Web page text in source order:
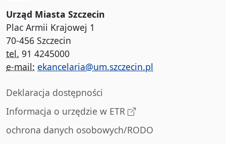
Urząd Miasta Szczecin
Plac Armii Krajowej 1
70-456 Szczecin
tel. 91 4245000
e-mail: ekancelaria@um.szczecin.pl
Deklaracja dostępności
Informacja o urzędzie w ETR
ochrona danych osobowych/RODO